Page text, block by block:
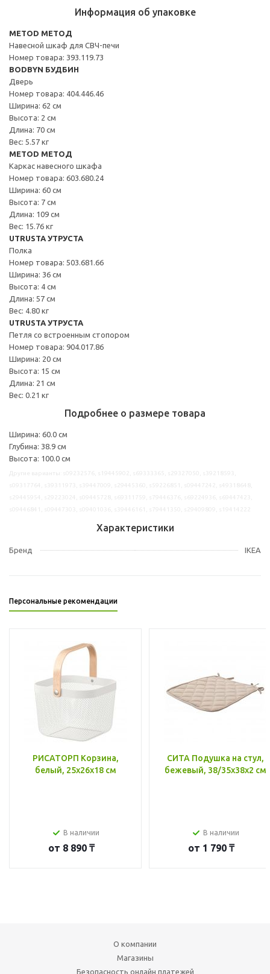
Информация об упаковке
METOD МЕТОД
Навесной шкаф для СВЧ-печи
Номер товара: 393.119.73
BODBYN БУДБИН
Дверь
Номер товара: 404.446.46
Ширина: 62 см
Высота: 2 см
Длина: 70 см
Вес: 5.57 кг
METOD МЕТОД
Каркас навесного шкафа
Номер товара: 603.680.24
Ширина: 60 см
Высота: 7 см
Длина: 109 см
Вес: 15.76 кг
UTRUSTA УТРУСТА
Полка
Номер товара: 503.681.66
Ширина: 36 см
Высота: 4 см
Длина: 57 см
Вес: 4.80 кг
UTRUSTA УТРУСТА
Петля со встроенным стопором
Номер товара: 904.017.86
Ширина: 20 см
Высота: 15 см
Длина: 21 см
Вес: 0.21 кг
Подробнее о размере товара
Ширина: 60.0 см
Глубина: 38.9 см
Высота: 100.0 см
Характеристики
Бренд IKEA
Персональные рекомендации
РИСАТОРП Корзина,
белый, 25x26x18 см
В наличии
от 8 890 ₸
СИТА Подушка на стул,
бежевый, 38/35x38x2 см
В наличии
от 1 790 ₸
О компании
Магазины
Безопасность онлайн платежей